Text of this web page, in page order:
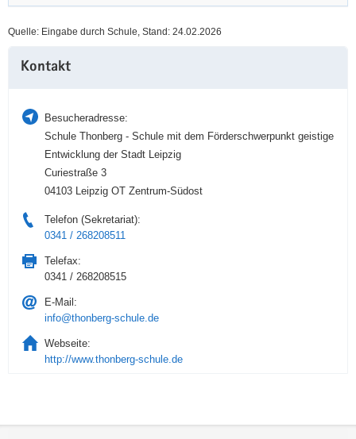
Quelle: Eingabe durch Schule, Stand: 24.02.2026
Information
Kontakt
Besucheradresse:
Schule Thonberg - Schule mit dem Förderschwerpunkt geistige
Entwicklung der Stadt Leipzig
Curiestraße 3
04103 Leipzig OT Zentrum-Südost
Telefon (Sekretariat):
0341 / 268208511
Telefax:
0341 / 268208515
E-Mail:
info@thonberg-schule.de
Webseite:
http://www.thonberg-schule.de